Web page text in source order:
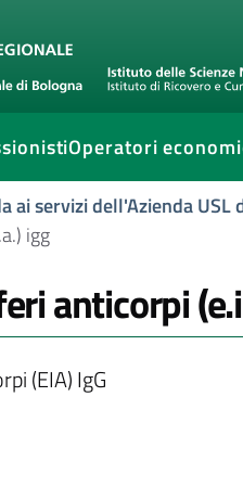
Operatori
ai servizi dell'Azienda USL
igg
anticorpi
(EIA) IgG